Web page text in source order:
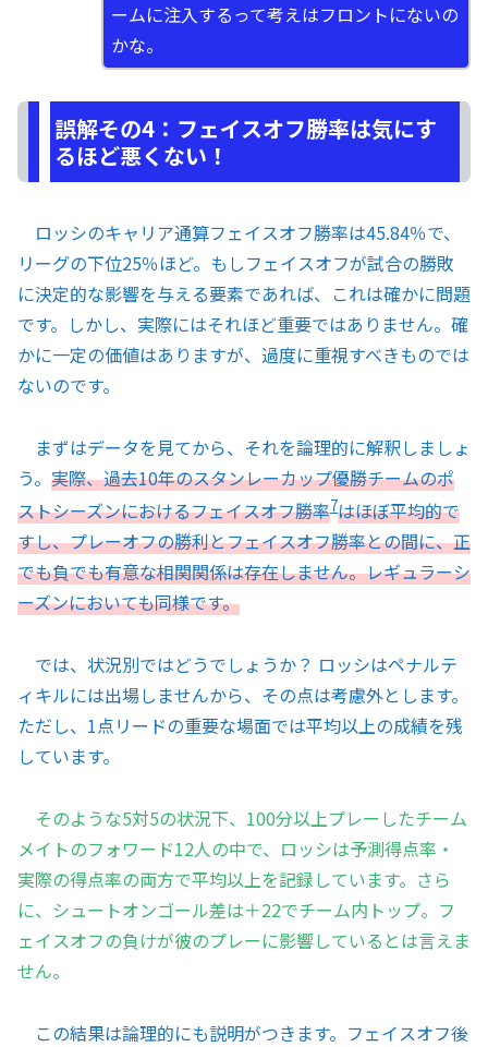
ームに注入するって考えはフロントにないの
かな。
誤解その4：フェイスオフ勝率は気にす
るほど悪くない！
ロッシのキャリア通算フェイスオフ勝率は45.84％で、
リーグの下位25％ほど。もしフェイスオフが試合の勝敗
に決定的な影響を与える要素であれば、これは確かに問題
です。しかし、実際にはそれほど重要ではありません。確
かに一定の価値はありますが、過度に重視すべきものでは
ないのです。
まずはデータを見てから、それを論理的に解釈しましょ
う。 実際、過去10年のスタンレーカップ優勝チームのポ
ストシーズンにおけるフェイスオフ勝率7はほぼ平均的で
すし、プレーオフの勝利とフェイスオフ勝率との間に、正
でも負でも有意な相関関係は存在しません。レギュラーシ
ーズンにおいても同様です。
では、状況別ではどうでしょうか？ ロッシはペナルテ
ィキルには出場しませんから、その点は考慮外とします。
ただし、1点リードの重要な場面では平均以上の成績を残
しています。
そのような5対5の状況下、100分以上プレーしたチーム
メイトのフォワード12人の中で、ロッシは予測得点率・
実際の得点率の両方で平均以上を記録しています。さら
に、シュートオンゴール差は＋22でチーム内トップ。フ
ェイスオフの負けが彼のプレーに影響しているとは言えま
せん。
この結果は論理的にも説明がつきます。フェイスオフ後